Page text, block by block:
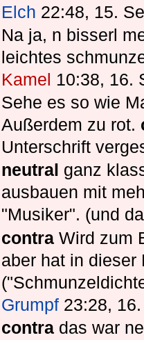
Elch 22:48, 15.
Na ja, n bisserl
leichtes
Kamel 10:38, 16.
Sehe es so wie
Außerdem zu rot.
Unterschrift
neutral ganz
ausbauen mit
"Musiker". (und
contra Wird zum
aber hat in dieser
Grumpf 23:28,
contra das war